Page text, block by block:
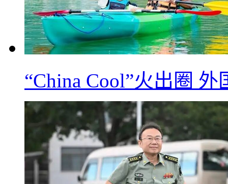
“China Cool”火出圈